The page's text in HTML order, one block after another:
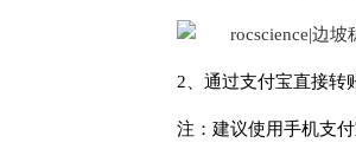
2、通过支付宝直接转
注：建议使用手机支